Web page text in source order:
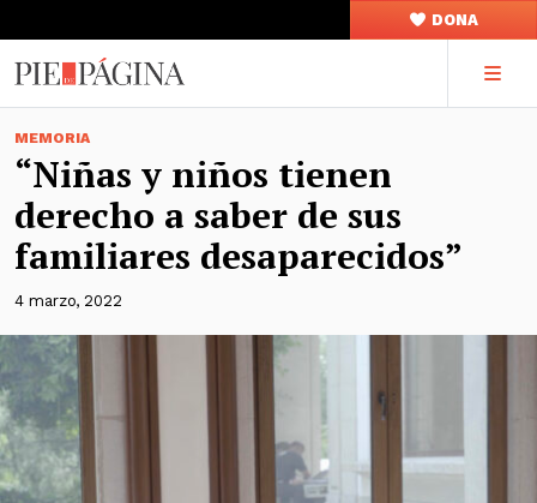
DONA
MEMORIA
“Niñas y niños tienen
derecho a saber de sus
familiares desaparecidos”
4 marzo, 2022